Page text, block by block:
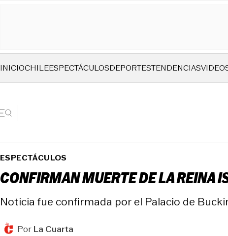
INICIOCHILEESPECTÁCULOSDEPORTESTENDENCIAS
ESPECTÁCULOS
CONFIRMAN MUERTE DE LA REINA
Noticia fue confirmada por el Palacio de
PorLa Cuarta